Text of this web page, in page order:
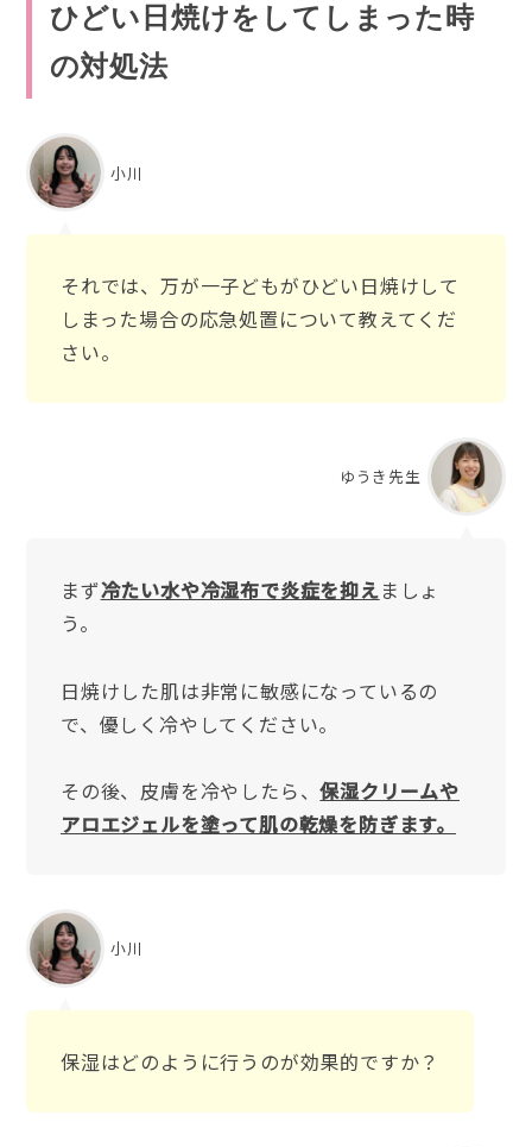
ひどい日焼けをしてしまった時
の対処法
小川
それでは、万が一子どもがひどい日焼けして
しまった場合の応急処置について教えてくだ
さい。
ゆうき先生
まず冷たい水や冷湿布で炎症を抑えましょ
う。
日焼けした肌は非常に敏感になっているの
で、優しく冷やしてください。
その後、皮膚を冷やしたら、保湿クリームや
アロエジェルを塗って肌の乾燥を防ぎます。
小川
保湿はどのように行うのが効果的ですか？